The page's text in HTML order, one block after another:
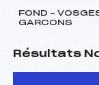
FOND –
GARCONS
Résultats